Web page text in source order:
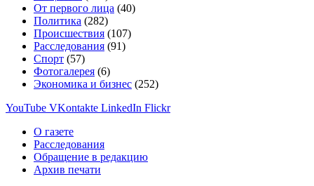
От первого лица (40)
Политика (282)
Происшествия (107)
Расследования (91)
Спорт (57)
Фотогалерея (6)
Экономика и бизнес (252)
YouTube VKontakte LinkedIn Flickr
О газете
Расследования
Обращение в редакцию
Архив печати